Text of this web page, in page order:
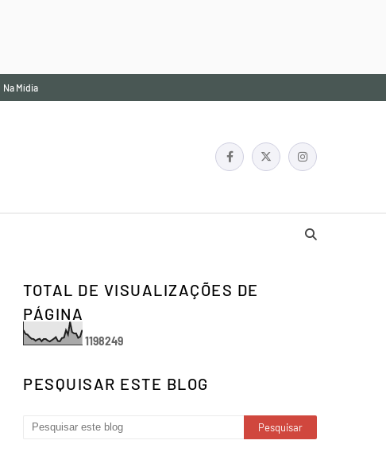
Na Mídia
TOTAL DE VISUALIZAÇÕES DE
PÁGINA
1198249
PESQUISAR ESTE BLOG